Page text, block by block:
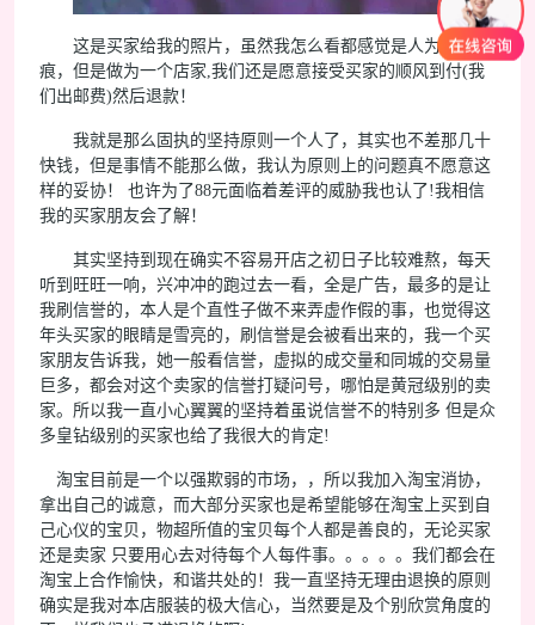
这是买家给我的照片，虽然我怎么看都感觉是人为的划
痕，但是做为一个店家,我们还是愿意接受买家的顺风到付(我
们出邮费)然后退款！
我就是那么固执的坚持原则一个人了，其实也不差那几十
快钱，但是事情不能那么做，我认为原则上的问题真不愿意这
样的妥协！ 也许为了88元面临着差评的威胁我也认了!我相信
我的买家朋友会了解！
其实坚持到现在确实不容易开店之初日子比较难熬，每天
听到旺旺一响，兴冲冲的跑过去一看，全是广告，最多的是让
我刷信誉的，本人是个直性子做不来弄虚作假的事，也觉得这
年头买家的眼睛是雪亮的，刷信誉是会被看出来的，我一个买
家朋友告诉我，她一般看信誉，虚拟的成交量和同城的交易量
巨多，都会对这个卖家的信誉打疑问号，哪怕是黄冠级别的卖
家。所以我一直小心翼翼的坚持着虽说信誉不的特别多 但是众
多皇钻级别的买家也给了我很大的肯定!
淘宝目前是一个以强欺弱的市场，，所以我加入淘宝消协，
拿出自己的诚意，而大部分买家也是希望能够在淘宝上买到自
己心仪的宝贝，物超所值的宝贝每个人都是善良的，无论买家
还是卖家 只要用心去对待每个人每件事。。。。。我们都会在
淘宝上合作愉快，和谐共处的！我一直坚持无理由退换的原则
确实是我对本店服装的极大信心，当然要是及个别欣赏角度的